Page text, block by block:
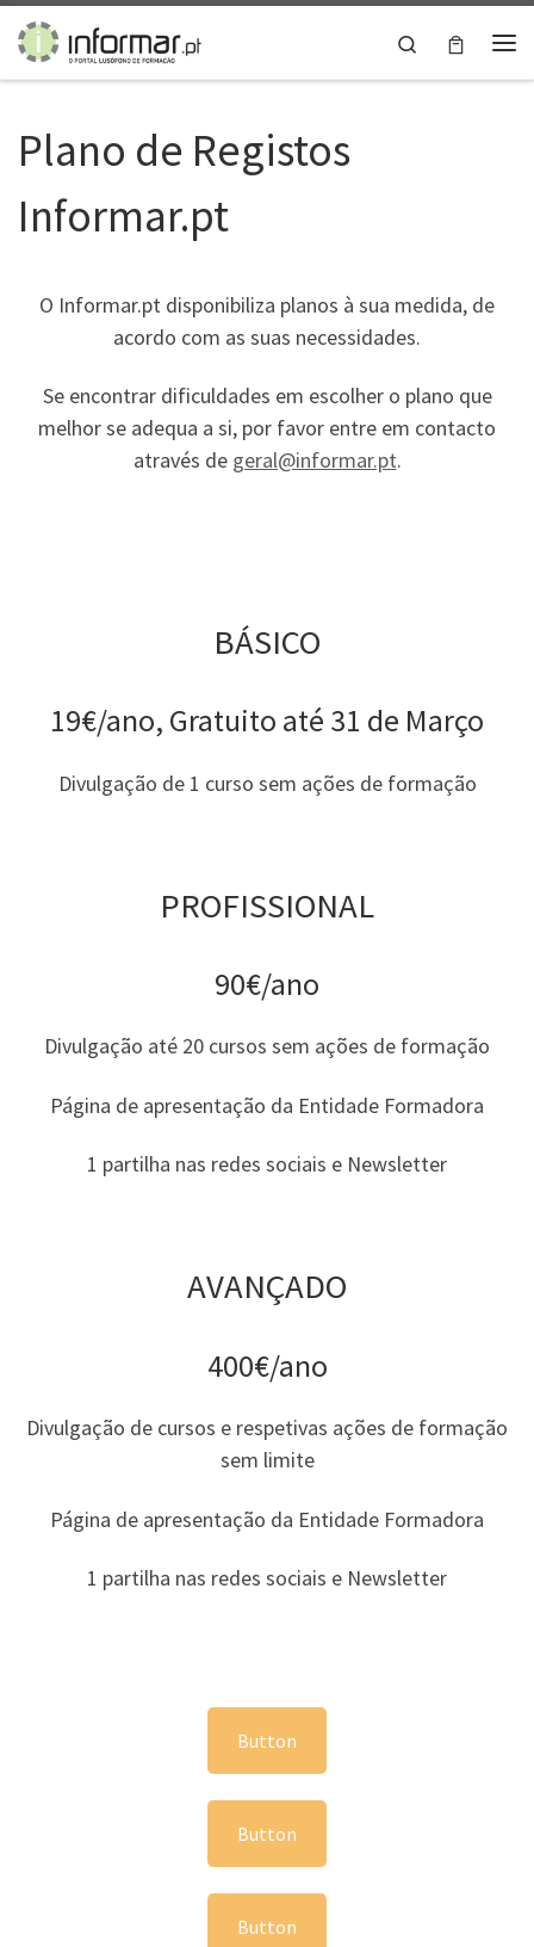
Skip to content
Search
Plano de Registos
Informar.pt
O Informar.pt disponibiliza planos à sua medida, de
acordo com as suas necessidades.
Se encontrar dificuldades em escolher o plano que
melhor se adequa a si, por favor entre em contacto
através de geral@informar.pt.
BÁSICO
19€/ano, Gratuito até 31 de Março
Divulgação de 1 curso sem ações de formação
PROFISSIONAL
90€/ano
Divulgação até 20 cursos sem ações de formação
Página de apresentação da Entidade Formadora
1 partilha nas redes sociais e Newsletter
AVANÇADO
400€/ano
Divulgação de cursos e respetivas ações de formação
sem limite
Página de apresentação da Entidade Formadora
1 partilha nas redes sociais e Newsletter
Button
Button
Button